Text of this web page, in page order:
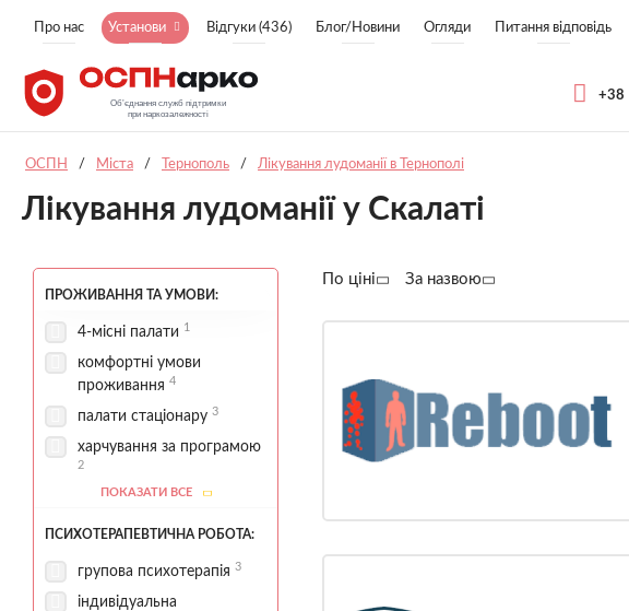
Про нас Установи Відгуки (436) Блог/Новини Огляди Питання відповідь
+38
ОСПН / Міста / Тернополь / Лікування лудоманії в Тернополі
Лікування лудоманії у Скалаті
ПРОЖИВАННЯ ТА УМОВИ:
4-місні палати 1
комфортні умови
проживання 4
палати стаціонару 3
харчування за програмою
2
спортивні зони1
стаціонар4
ПОКАЗАТИ ВСЕ
ПСИХОТЕРАПЕВТИЧНА РОБОТА:
групова психотерапія 3
індивідуальна
По ціні За назвою